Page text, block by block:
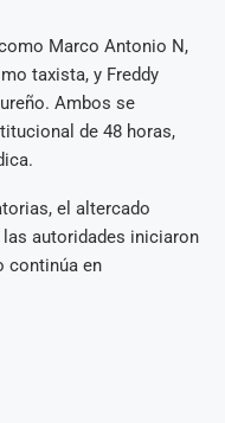
Marco Antonio N,
taxista, y Freddy
Ambos se
de 48 horas,
el altercado
autoridades iniciaron
continúa en